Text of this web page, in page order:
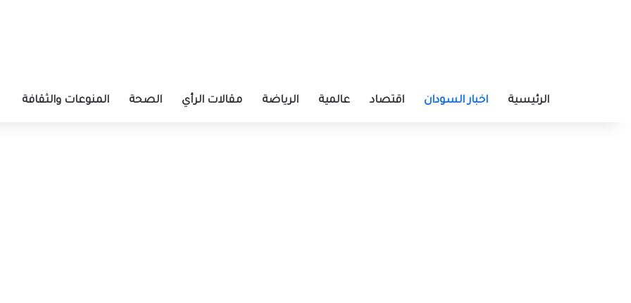
الرئيسية اخبار السودان اقتصاد عالمية الرياضة مقالات الرأي الصحة المنوعات والثقافة